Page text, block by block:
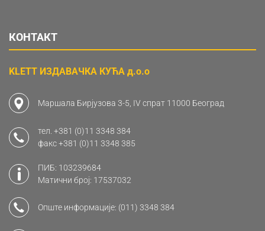
КОНТАКТ
KLETT ИЗДАВАЧКА КУЋА д.о.о
Маршала Бирјузова 3-5, IV спрат 11000 Београд
тел. +381 (0)11 3348 384
факс+381 (0)11 3348 385
ПИБ: 103239684
Матични број: 17537032
Опште информације: (011) 3348 384